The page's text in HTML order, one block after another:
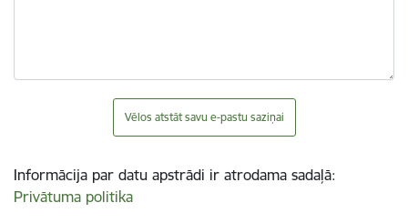
Vēlos atstāt savu e-pastu saziņai
Informācija par datu apstrādi ir atrodama sadaļā:
Privātuma politika